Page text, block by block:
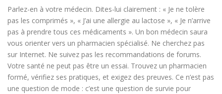
Parlez-en à votre médecin. Dites-lui clairement : « Je ne tolère
pas les comprimés », « J’ai une allergie au lactose », « Je n’arrive
pas à prendre tous ces médicaments ». Un bon médecin saura
vous orienter vers un pharmacien spécialisé. Ne cherchez pas
sur Internet. Ne suivez pas les recommandations de forums.
Votre santé ne peut pas être un essai. Trouvez un pharmacien
formé, vérifiez ses pratiques, et exigez des preuves. Ce n’est pas
une question de mode : c’est une question de survie pour